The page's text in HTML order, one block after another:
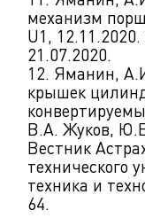
механизм
U1,
21.07.2020.
12. Яманин,
крышек
В.А. Жуков,
Вестник
технического
техника и
64.